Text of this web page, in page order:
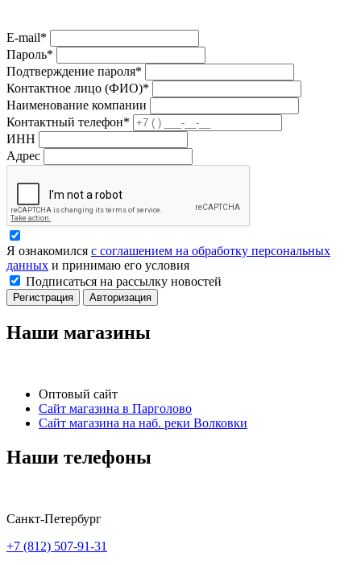
E-mail*
Пароль*
Подтверждение пароля*
Контактное лицо (ФИО)*
Наименование компании
Контактный телефон*
ИНН
Адрес
Я ознакомился с соглашением на обработку персональных
данных и принимаю его условия
Подписаться на рассылку новостей
Регистрация Авторизация
Наши магазины
Оптовый сайт
Сайт магазина в Парголово
Сайт магазина на наб. реки Волковки
Наши телефоны
Санкт-Петербург
+7 (812) 507-91-31